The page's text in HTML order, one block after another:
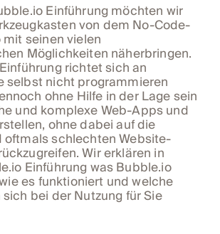
Einführung möchten wir
von dem No-Code-
seinen vielen
Möglichkeiten näherbringen.
richtet sich an
selbst nicht programmieren
ohne Hilfe in der Lage sein
und komplexe Web-Apps und
ohne dabei auf die
oftmals schlechten Website-
Wir erklären in
Einführung was Bubble.io
es funktioniert und welche
bei der Nutzung für Sie